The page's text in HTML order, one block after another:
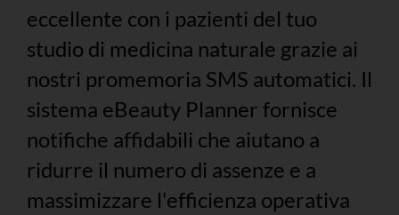
eccellente con i pazienti del tuo
studio di medicina naturale grazie ai
nostri promemoria SMS automatici. Il
sistema eBeauty Planner fornisce
notifiche affidabili che aiutano a
ridurre il numero di assenze e a
massimizzare l'efficienza operativa